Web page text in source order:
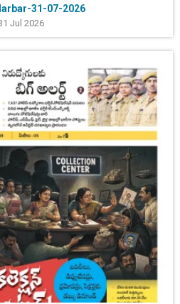
31-07-2026
Jul 2026